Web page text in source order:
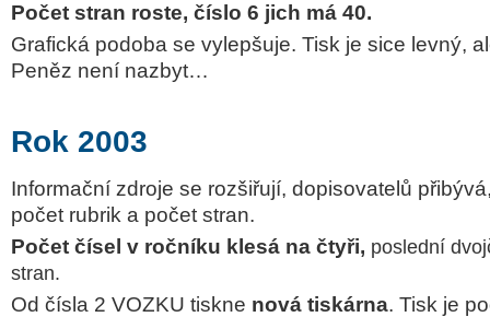
Počet stran roste, číslo 6 jich má 40.
Grafická podoba se vylepšuje. Tisk je sice levný,
Peněz není nazbyt…
Rok 2003
Informační zdroje se rozšiřují, dopisovatelů
počet rubrik a počet stran.
Počet čísel v ročníku klesá na čtyři, poslední
stran.
Od čísla 2 VOZKU tiskne nová tiskárna. Tisk je